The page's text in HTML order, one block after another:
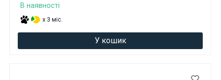
В наявності
x 3 міс.
У кошик